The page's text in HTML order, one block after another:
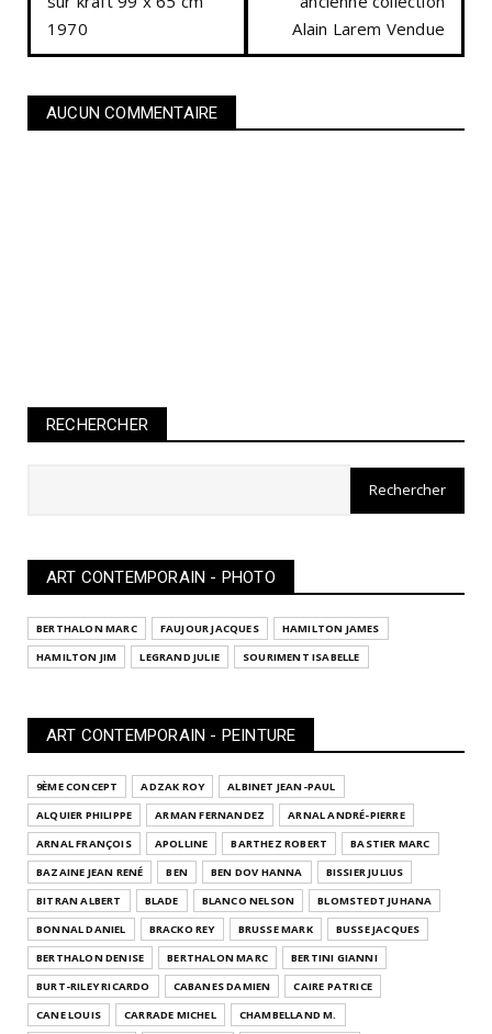
1970
Alain Larem Vendue
AUCUN COMMENTAIRE
RECHERCHER
ART CONTEMPORAIN - PHOTO
BERTHALON MARC FAUJOUR JACQUES
HAMILTON JAMES
HAMILTON JIM
LEGRAND JULIE SOURIMENT ISABELLE
ART CONTEMPORAIN - PEINTURE
9ÈME CONCEPT ADZAK ROY
ALBINET JEAN-PAUL
ALQUIER PHILIPPE
ARMAN FERNANDEZ
ARNAL ANDRÉ-PIERRE
ARNAL FRANÇOIS
APOLLINE BARTHEZ ROBERT
BASTIER MARC
BAZAINE JEAN RENÉ
BEN BEN DOV HANNA
BISSIER JULIUS
BITRAN ALBERT
BLADE BLANCO NELSON
BLOMSTEDT JUHANA
BONNAL DANIEL
BRACKO REY BRUSSE MARK
BUSSE JACQUES
BERTHALON DENISE
BERTHALON MARC
BERTINI GIANNI
BURT-RILEY RICARDO
CABANES DAMIEN
CAIRE PATRICE
CANE LOUIS
CARRADE MICHEL
CHAMBELLAND M.